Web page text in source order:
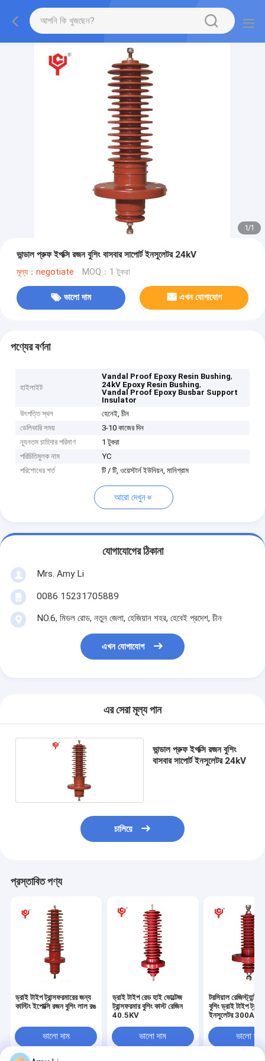
1/1
ভান্ডাল প্রুফ ইপক্সি রজন বুশিং বাসবার সাপোর্ট ইনসুলেটর 24kV
মূল্য：negotiate MOQ：1 টুকরা
ভালো দাম এখন যোগাযোগ
পণ্যের বর্ণনা
হাইলাইট
Vandal Proof Epoxy Resin Bushing,
24kV Epoxy Resin Bushing,
Vandal Proof Epoxy Busbar Support
Insulator
উৎপত্তি স্থল
হেনেই, চীন
ডেলিভারি সময়
3-10 কাজের দিন
ন্যূনতম চাহিদার পরিমাণ
1 টুকরা
পরিচিতিমুলক নাম
YC
পরিশোধের শর্ত
টি / টি, ওয়েস্টার্ন ইউনিয়ন, মানিগ্রাম
আরো দেখুন
যোগাযোগের ঠিকানা
Mrs. Amy Li
0086 15231705889
NO.6, মিডল রোড, নতুন জেলা, হেজিয়ান শহর, হেবেই প্রদেশ, চীন
এখন যোগাযোগ
এর সেরা মূল্য পান
ভান্ডাল প্রুফ ইপক্সি রজন বুশিং
বাসবার সাপোর্ট ইনসুলেটর 24kV
চালিয়ে
প্রস্তাবিত পণ্য
ড্রাই টাইপ ট্রান্সফরমারের জন্য
কাস্টিং ইপোক্সি রজন বুশিং লাল রঙ
ভালো দাম
ড্রাই টাইপ রেড হাই ভোল্টেজ
ট্রান্সফরমার বুশিং কাস্ট রেজিন
40.5KV
ভালো দাম
টরসিয়াল রেজিস্ট্যান্ট
বুশিং ড্রাই টাইপ
ইনসুলেটর 300A
ভালো দাম